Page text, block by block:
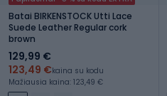
Batai BIRKENSTOCK Utti Lace
Suede Leather Regular cork
brown
129,99 €
123,49 €kaina su kodu
Mažiausia kaina: 123,49 €